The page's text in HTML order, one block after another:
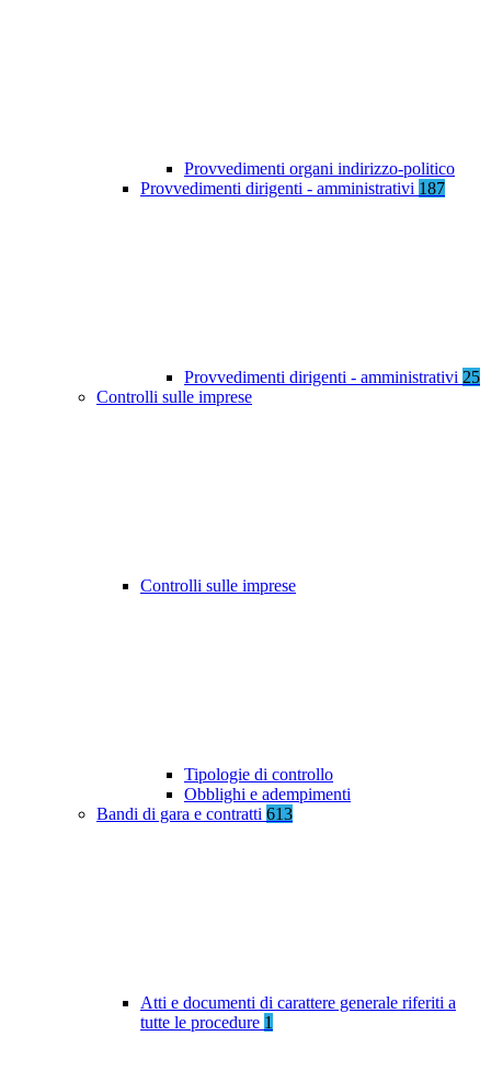
Provvedimenti organi indirizzo-politico
Provvedimenti dirigenti - amministrativi 187
Provvedimenti dirigenti - amministrativi 25
Controlli sulle imprese
Controlli sulle imprese
Tipologie di controllo
Obblighi e adempimenti
Bandi di gara e contratti 613
Atti e documenti di carattere generale riferiti a
tutte le procedure 1